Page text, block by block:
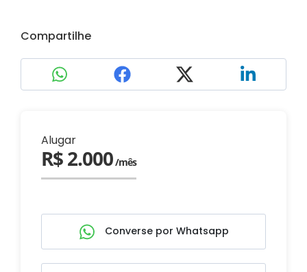
Compartilhe
Alugar
R$ 2.000/mês
Converse por Whatsapp